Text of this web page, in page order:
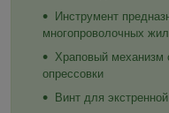
Инструмент
многопроволочных жил
Храповый механизм
опрессовки
Винт для